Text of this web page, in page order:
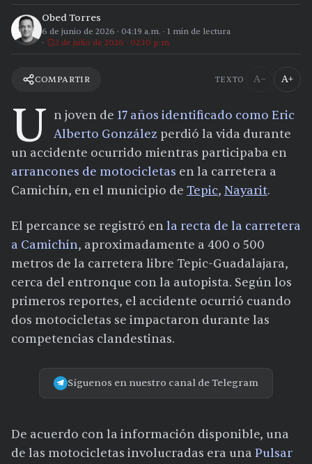
Obed Torres
6 de junio de 2026 · 04:19 a.m. · 1 min de lectura
2 de julio de 2026 · 02:10 p.m.
COMPARTIR TEXTO A− A+
U n joven de 17 años identificado como Eric
Alberto González perdió la vida durante
un accidente ocurrido mientras participaba en
arrancones de motocicletas en la carretera a
Camichín, en el municipio de Tepic, Nayarit.
El percance se registró enla recta de la carretera
a Camichín, aproximadamente a 400 o 500
metros de la carretera libre Tepic-Guadalajara,
cerca del entronque con la autopista. Según los
primeros reportes, el accidente ocurrió cuando
dos motocicletas se impactaron durante las
competencias clandestinas.
Síguenos en nuestro canal de Telegram
De acuerdo con la información disponible, una
de las motocicletas involucradas era una Pulsar